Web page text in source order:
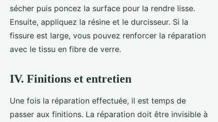
sécher puis poncez la surface pour la rendre lisse.
Ensuite, appliquez la résine et le durcisseur. Si la
fissure est large, vous pouvez renforcer la réparation
avec le tissu en fibre de verre.
IV. Finitions et entretien
Une fois la réparation effectuée, il est temps de
passer aux finitions. La réparation doit être invisible à